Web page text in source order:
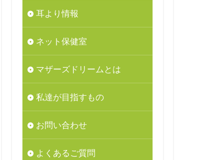
耳より情報
ネット保健室
マザーズドリームとは
私達が目指すもの
お問い合わせ
よくあるご質問